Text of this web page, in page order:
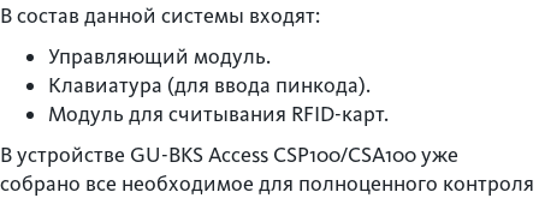
В состав данной системы входят:
Управляющий модуль.
Клавиатура (для ввода пинкода).
Модуль для считывания RFID-карт.
В устройстве GU-BKS Access CSP100/CSA100 уже
собрано все необходимое для полноценного контроля